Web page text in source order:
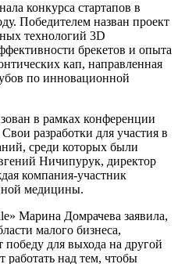
конкурса стартапов в
Победителем назван проект
технологий 3D
брекетов и опыта
кап, направленная
по инновационной
в рамках конференции
разработки для участия в
среди которых были
Ничипурук, директор
компания-участник
медицины.
Марина Домрачева заявила,
малого бизнеса,
победу для выхода на другой
работать над тем, чтобы